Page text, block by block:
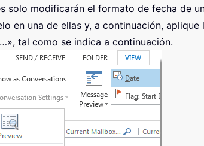
solo modificarán el formato de fecha de
en una de ellas y, a continuación,
tal como se indica a continuación.